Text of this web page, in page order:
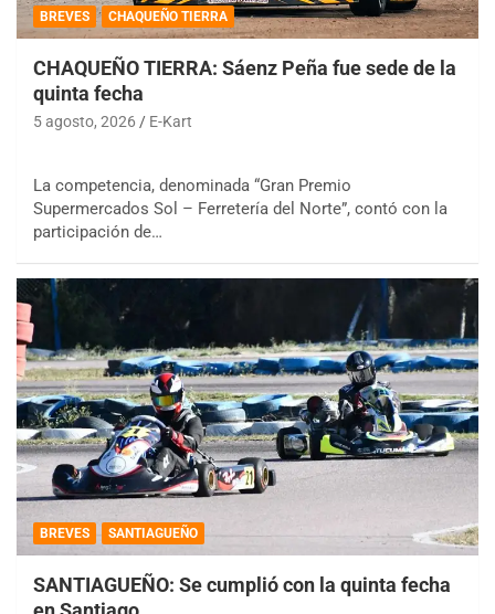
BREVES CHAQUEÑO TIERRA
CHAQUEÑO TIERRA: Sáenz Peña fue sede de la
quinta fecha
5 agosto, 2026 E-Kart
La competencia, denominada “Gran Premio
Supermercados Sol – Ferretería del Norte”, contó con la
participación de…
BREVES SANTIAGUEÑO
SANTIAGUEÑO: Se cumplió con la quinta fecha